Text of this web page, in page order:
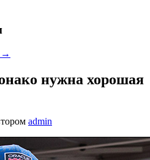
→
нужна хорошая
admin